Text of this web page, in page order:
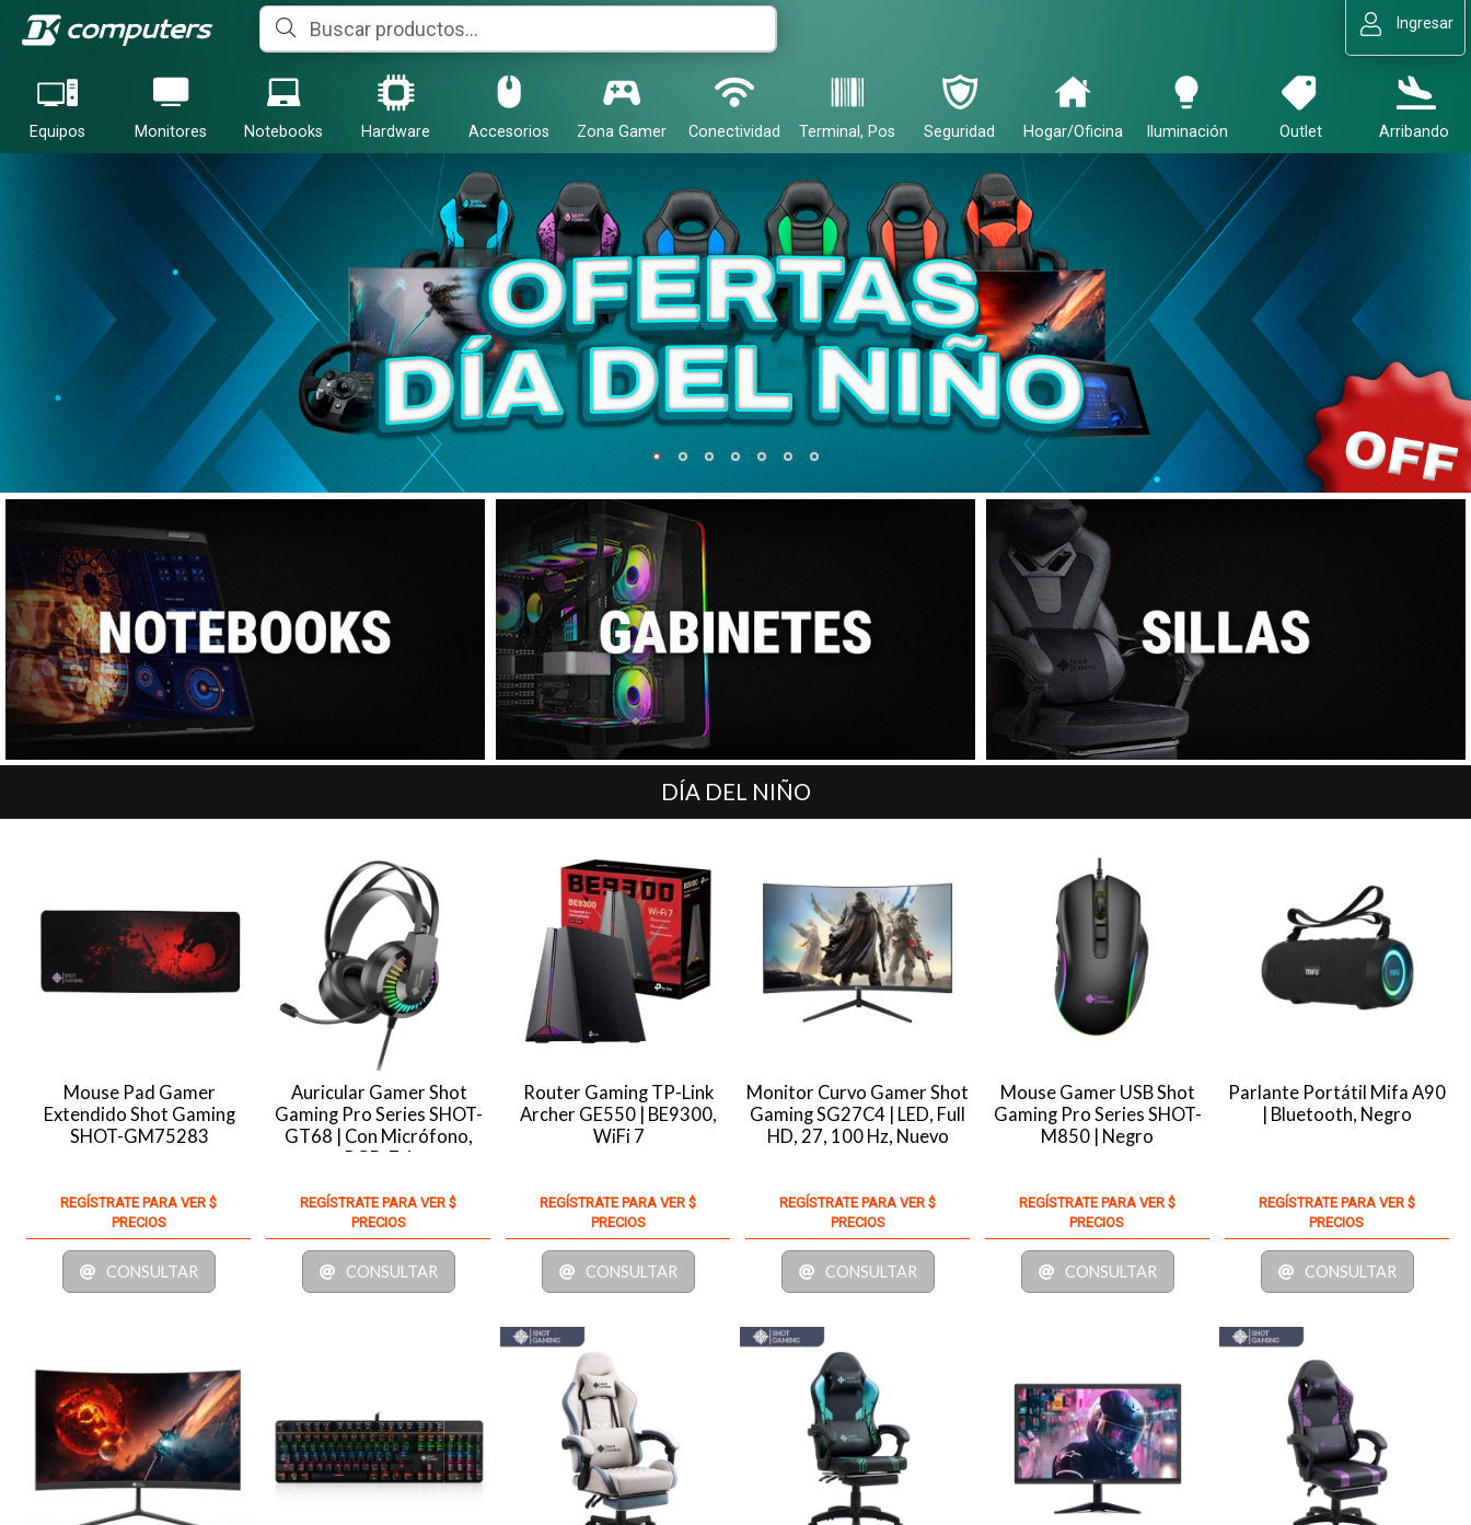
Ingresar
Equipos Monitores Notebooks Hardware Accesorios Zona Gamer Conectividad Terminal, Pos Seguridad Hogar/Oficina Iluminación Outlet Arribando
DÍA DEL NIÑO
Mouse Pad Gamer
Extendido Shot Gaming
SHOT-GM75283
REGÍSTRATE PARA VER $
PRECIOS
CONSULTAR
Auricular Gamer Shot
Gaming Pro Series SHOT-
GT68 | Con Micrófono,
RGB, 7.1
REGÍSTRATE PARA VER $
PRECIOS
CONSULTAR
Router Gaming TP-Link
Archer GE550 | BE9300,
WiFi 7
REGÍSTRATE PARA VER $
PRECIOS
CONSULTAR
Monitor Curvo Gamer Shot
Gaming SG27C4 | LED, Full
HD, 27, 100 Hz, Nuevo
REGÍSTRATE PARA VER $
PRECIOS
CONSULTAR
Mouse Gamer USB Shot
Gaming Pro Series SHOT-
M850 | Negro
REGÍSTRATE PARA VER $
PRECIOS
CONSULTAR
Parlante Portátil Mifa A90
| Bluetooth, Negro
REGÍSTRATE PARA VER $
PRECIOS
CONSULTAR